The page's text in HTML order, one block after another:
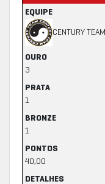
EQUIPE
CENTURY TEAM
OURO
3
PRATA
1
BRONZE
1
PONTOS
40,00
DETALHES